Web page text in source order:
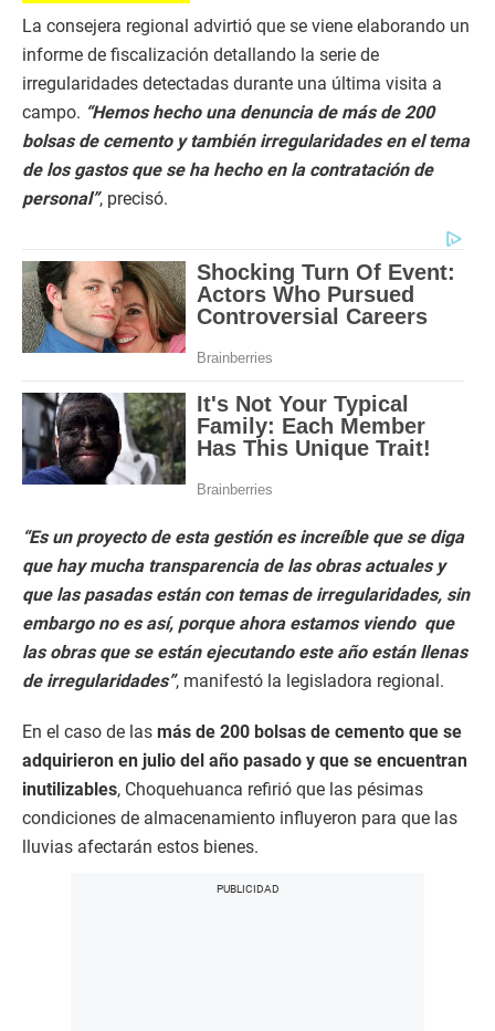
La consejera regional advirtió que se viene elaborando un
informe de fiscalización detallando la serie de
irregularidades detectadas durante una última visita a
campo. “Hemos hecho una denuncia de más de 200
bolsas de cemento y también irregularidades en el tema
de los gastos que se ha hecho en la contratación de
personal”, precisó.
“Es un proyecto de esta gestión es increíble que se diga
que hay mucha transparencia de las obras actuales y
que las pasadas están con temas de irregularidades, sin
embargo no es así, porque ahora estamos viendo que
las obras que se están ejecutando este año están llenas
de irregularidades”, manifestó la legisladora regional.
En el caso de las más de 200 bolsas de cemento que se
adquirieron en julio del año pasado y que se encuentran
inutilizables, Choquehuanca refirió que las pésimas
condiciones de almacenamiento influyeron para que las
lluvias afectarán estos bienes.